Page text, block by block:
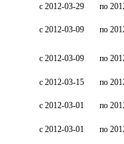
c 2012-03-29 по
c 2012-03-09 по
c 2012-03-09 по
c 2012-03-15 по
c 2012-03-01 по
c 2012-03-01 по